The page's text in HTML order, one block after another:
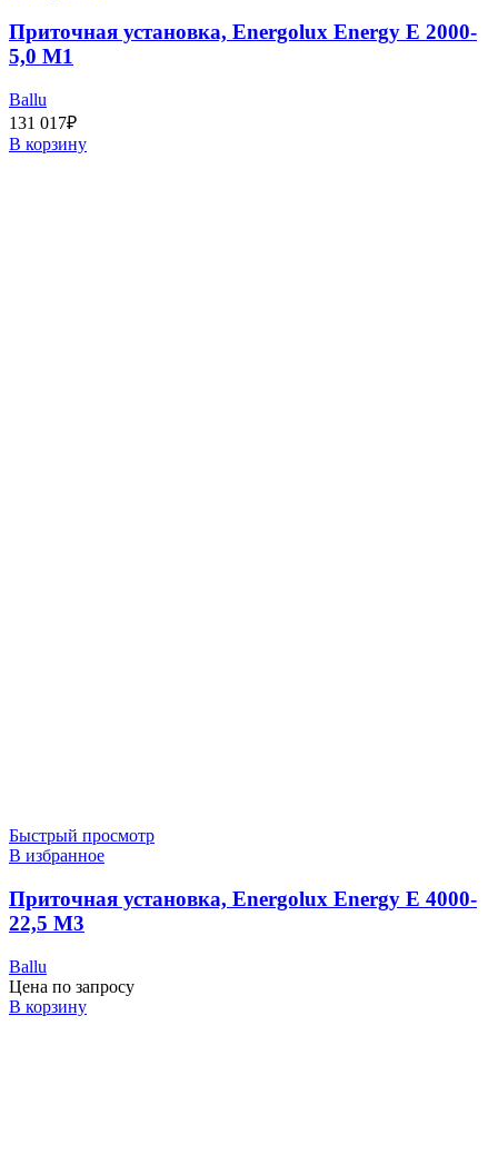
Приточная установка, Energolux Energy E 2000-
5,0 M1
Ballu
131 017₽
В корзину
Быстрый просмотр
В избранное
Приточная установка, Energolux Energy E 4000-
22,5 M3
Ballu
Цена по запросу
В корзину